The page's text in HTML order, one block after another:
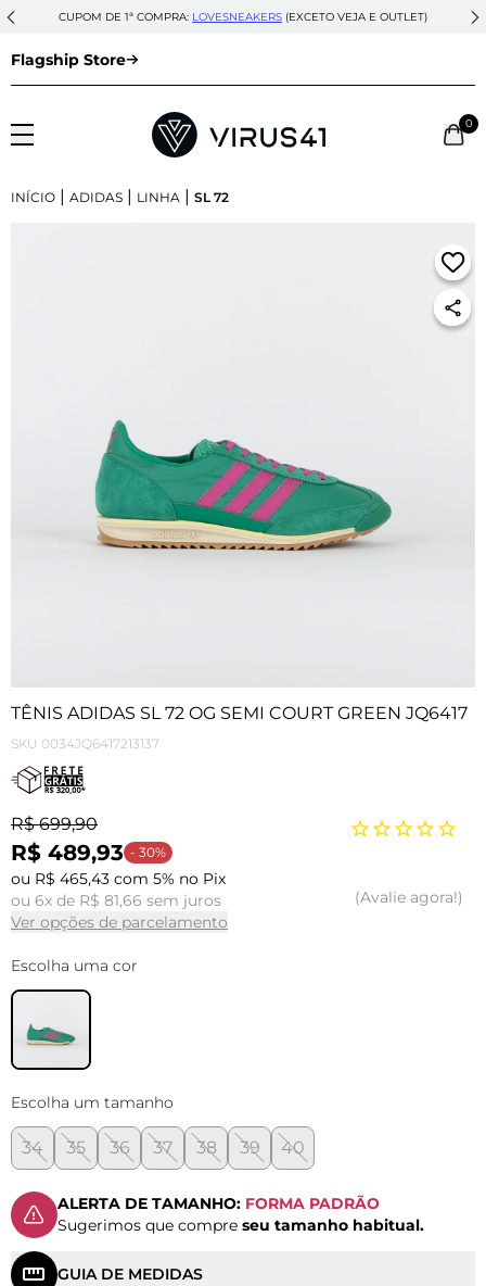
CUPOM DE 1ª COMPRA: LOVESNEAKERS (EXCETO VEJA E OUTLET)
Flagship Store
0
INÍCIO | ADIDAS | LINHA | SL 72
TÊNIS ADIDAS SL 72 OG SEMI COURT GREEN JQ6417
SKU 0034JQ6417213137
R$ 699,90
R$ 489,93 - 30%
ou R$ 465,43 com 5% no Pix
ou 6x de R$ 81,66 sem juros
Ver opções de parcelamento
Avalie agora!
Escolha uma cor
Escolha um tamanho
34 35 36 37 38 39 40
ALERTA DE TAMANHO: FORMA PADRÃO
Sugerimos que compre seu tamanho habitual.
GUIA DE MEDIDAS